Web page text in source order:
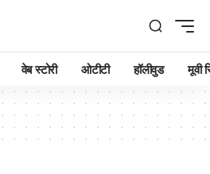
वेब स्टोरी ओटीटी हॉलीवुड मूवी